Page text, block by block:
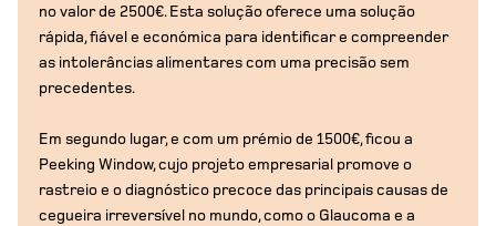
no valor de 2500€. Esta solução oferece uma solução
rápida, fiável e económica para identificar e compreender
as intolerâncias alimentares com uma precisão sem
precedentes.
Em segundo lugar, e com um prémio de 1500€, ficou a
Peeking Window, cujo projeto empresarial promove o
rastreio e o diagnóstico precoce das principais causas de
cegueira irreversível no mundo, como o Glaucoma e a